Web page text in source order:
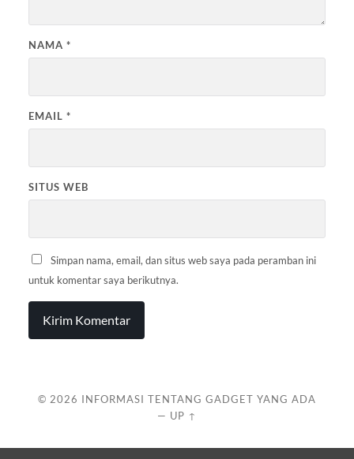
NAMA *
EMAIL *
SITUS WEB
Simpan nama, email, dan situs web saya pada peramban ini
untuk komentar saya berikutnya.
© 2026 INFORMASI TENTANG GADGET YANG ADA
— UP ↑